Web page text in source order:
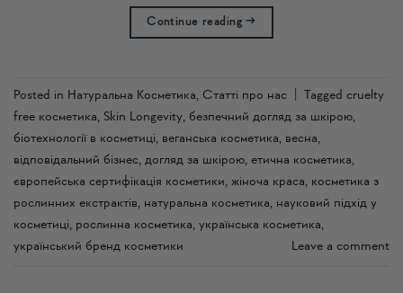
Continue reading→
Posted in Натуральна Косметика, Статті про нас Tagged cruelty
free косметика, Skin Longevity, безпечний догляд за шкірою,
біотехнології в косметиці, веганська косметика, весна,
відповідальний бізнес, догляд за шкірою, етична косметика,
європейська сертифікація косметики, жіноча краса, косметика з
рослинних екстрактів, натуральна косметика, науковий підхід у
косметиці, рослинна косметика, українська косметика,
український бренд косметики
Leave a comment